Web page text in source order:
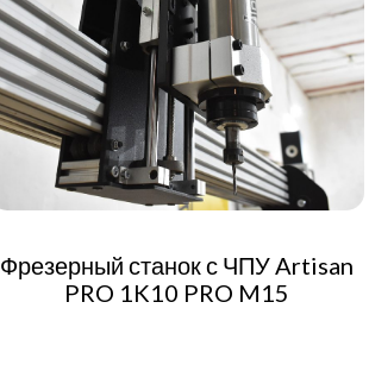
Фрезерный станок с ЧПУ Artisan
PRO 1K10 PRO M15